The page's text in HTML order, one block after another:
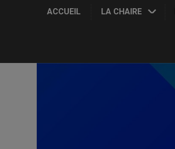
ACCUEIL LA CHAIRE